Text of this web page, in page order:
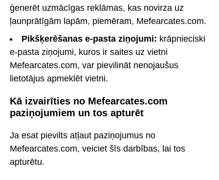
ģenerēt uzmācīgas reklāmas, kas novirza uz
ļaunprātīgām lapām, piemēram, Mefearcates.com.
Pikšķerēšanas e-pasta ziņojumi: krāpnieciski
e-pasta ziņojumi, kuros ir saites uz vietni
Mefearcates.com, var pievilināt nenojaušus
lietotājus apmeklēt vietni.
Kā izvairīties no Mefearcates.com
paziņojumiem un tos apturēt
Ja esat pievilts atļaut paziņojumus no
Mefearcates.com, veiciet šīs darbības, lai tos
apturētu.